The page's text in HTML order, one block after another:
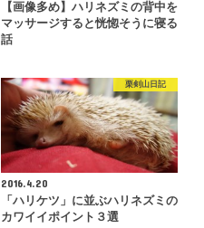
【画像多め】ハリネズミの背中を
マッサージすると恍惚そうに寝る
話
栗剣山日記
2016.4.20
「ハリケツ」に並ぶハリネズミの
カワイイポイント３選